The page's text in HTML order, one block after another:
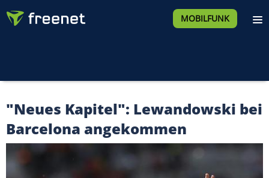
MOBILFUNK
"Neues Kapitel": Lewandowski bei
Barcelona angekommen